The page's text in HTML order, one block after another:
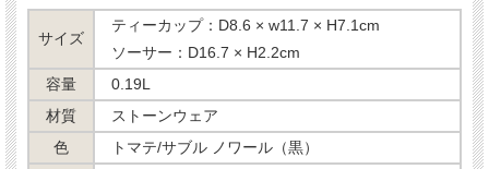
サイズ
ティーカップ：D8.6 × w11.7 × H7.1cm
ソーサー：D16.7 × H2.2cm
容量
0.19L
材質
ストーンウェア
色
トマテ/サブル ノワール（黒）